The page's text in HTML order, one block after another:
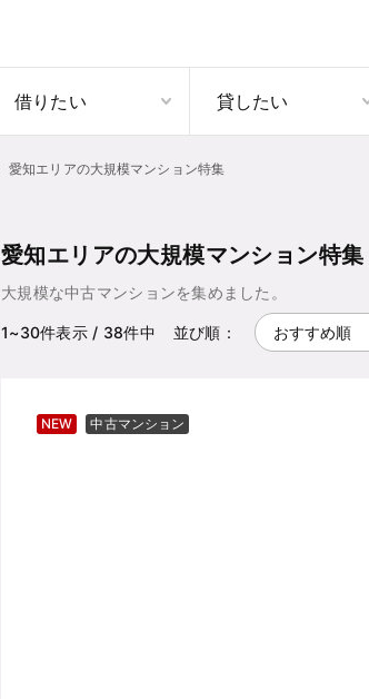
借りたい 貸したい
愛知エリアの大規模マンション特集
愛知エリアの大規模マンション特集
大規模な中古マンションを集めました。
1~30件表示/ 38件中 並び順：
NEW 中古マンション